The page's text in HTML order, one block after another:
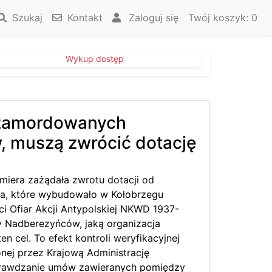
Szukaj Kontakt Zaloguj się Twój koszyk: 0
Wykup dostęp
muszą zwrócić dotację
zażądała zwrotu dotacji od
które wybudowało w Kołobrzegu
Ofiar Akcji Antypolskiej NKWD 1937-
Nadberezyńców, jaką organizacja
cel. To efekt kontroli weryfikacyjnej
przez Krajową Administrację
umów zawieranych pomiędzy